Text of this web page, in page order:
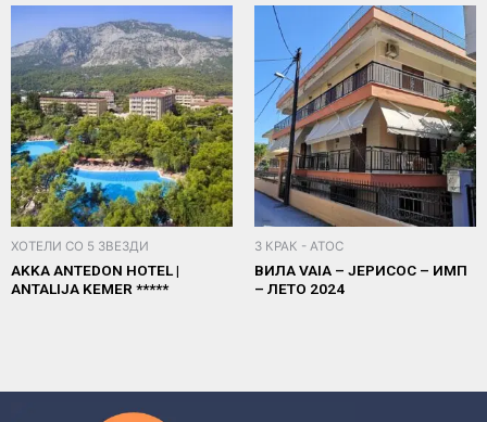
ХОТЕЛИ СО 5 ЗВЕЗДИ
AKKA ANTEDON HOTEL |
ANTALIJA KEMER *****
3 КРАК - АТОС
ВИЛА VAIA – ЈЕРИСОС – ИМП
– ЛЕТО 2024